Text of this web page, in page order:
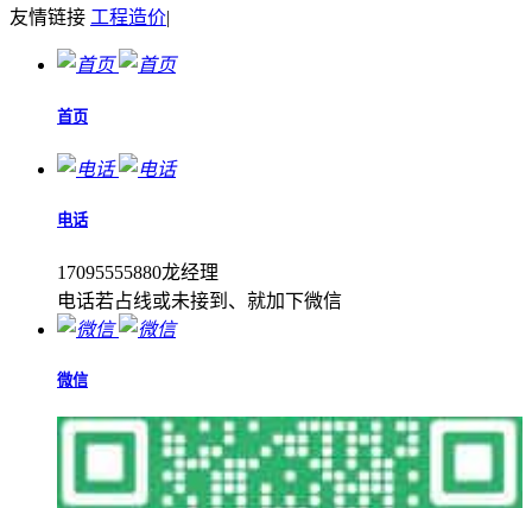
友情链接 工程造价|
首页
电话
17095555880龙经理
电话若占线或未接到、就加下微信
微信